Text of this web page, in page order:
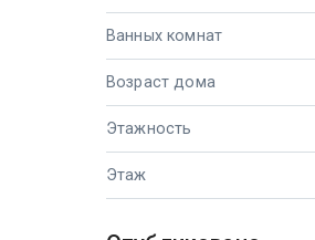
Ванных комнат
Возраст дома
Этажность
Этаж